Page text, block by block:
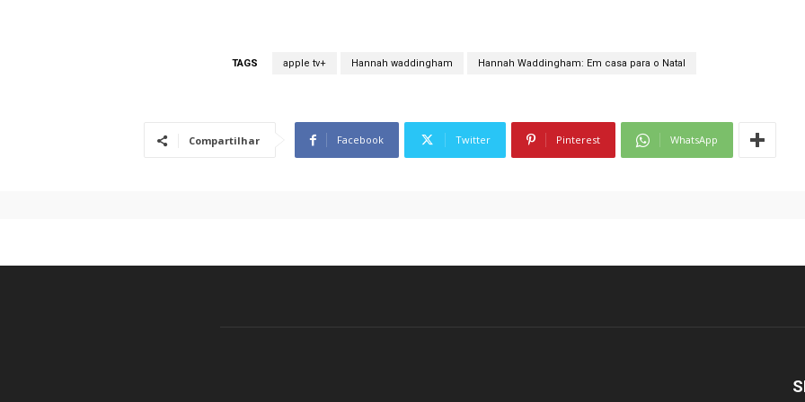
TAGS apple tv+ Hannah waddingham Hannah Waddingham: Em casa para o Natal
Compartilhar Facebook Twitter Pinterest WhatsApp